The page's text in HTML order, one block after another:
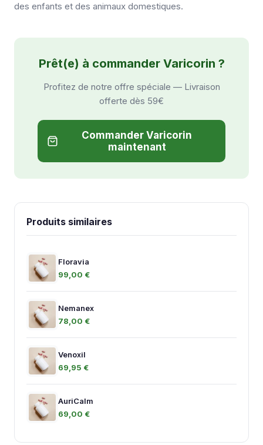
des enfants et des animaux domestiques.
Prêt(e) à commander Varicorin ?
Profitez de notre offre spéciale — Livraison
offerte dès 59€
Commander Varicorin
maintenant
Produits similaires
Floravia
99,00 €
Nemanex
78,00 €
Venoxil
69,95 €
AuriCalm
69,00 €